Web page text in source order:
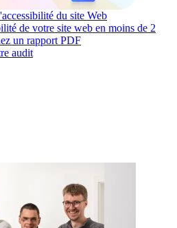
du site Web
de votre site web en moins de 2
un rapport PDF
audit